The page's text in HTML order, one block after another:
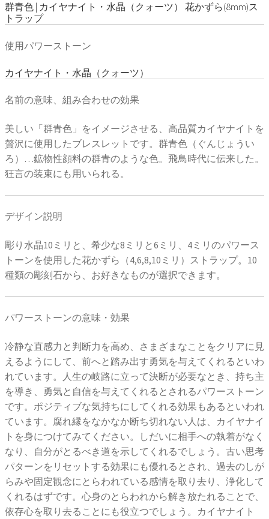
群青色 | カイヤナイト・水晶（クォーツ） 花かずら(8mm)ス
トラップ
使用パワーストーン
カイヤナイト・水晶（クォーツ）
名前の意味、組み合わせの効果
美しい「群青色」をイメージさせる、高品質カイヤナイトを
贅沢に使用したブレスレットです。群青色（ぐんじょうい
ろ）…鉱物性顔料の群青のような色。飛鳥時代に伝来した。
狂言の装束にも用いられる。
デザイン説明
彫り水晶10ミリと、希少な8ミリと6ミリ、4ミリのパワース
トーンを使用した花かずら（4,6,8,10ミリ）ストラップ。10
種類の彫刻石から、お好きなものが選択できます。
パワーストーンの意味・効果
冷静な直感力と判断力を高め、さまざまなことをクリアに見
えるようにして、前へと踏み出す勇気を与えてくれるといわ
れています。人生の岐路に立って決断が必要なとき、持ち主
を導き、勇気と自信を与えてくれるとされるパワーストーン
です。ポジティブな気持ちにしてくれる効果もあるといわれ
ています。腐れ縁をなかなか断ち切れない人は、カイヤナイ
トを身につけてみてください。しだいに相手への執着がなく
なり、自分がとるべき道を示してくれるでしょう。古い思考
パターンをリセットする効果にも優れるとされ、過去のしが
らみや固定観念にとらわれている感情を取り去り、浄化して
くれるはずです。心身のとらわれから解き放たれることで、
依存心を取り去ることにも役立つでしょう。カイヤナイト